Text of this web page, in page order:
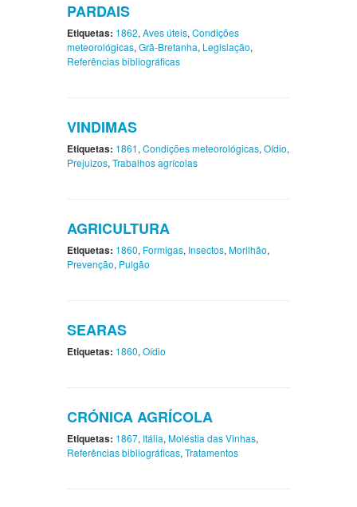
PARDAIS
Etiquetas: 1862, Aves úteis, Condições
meteorológicas, Grã-Bretanha, Legislação,
Referências bibliográficas
VINDIMAS
Etiquetas: 1861, Condições meteorológicas, Oídio,
Prejuizos, Trabalhos agrícolas
AGRICULTURA
Etiquetas: 1860, Formigas, Insectos, Morilhão,
Prevenção, Pulgão
SEARAS
Etiquetas: 1860, Oídio
CRÓNICA AGRÍCOLA
Etiquetas: 1867, Itália, Moléstia das Vinhas,
Referências bibliográficas, Tratamentos